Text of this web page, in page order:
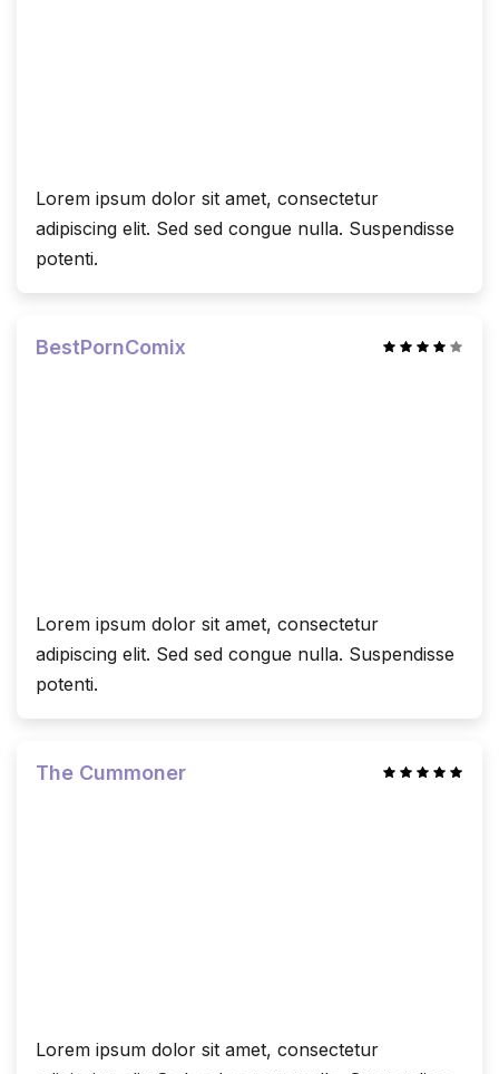
Lorem ipsum dolor sit amet, consectetur
adipiscing elit. Sed sed congue nulla. Suspendisse
potenti.
BestPornComix
Lorem ipsum dolor sit amet, consectetur
adipiscing elit. Sed sed congue nulla. Suspendisse
potenti.
The Cummoner
Lorem ipsum dolor sit amet, consectetur